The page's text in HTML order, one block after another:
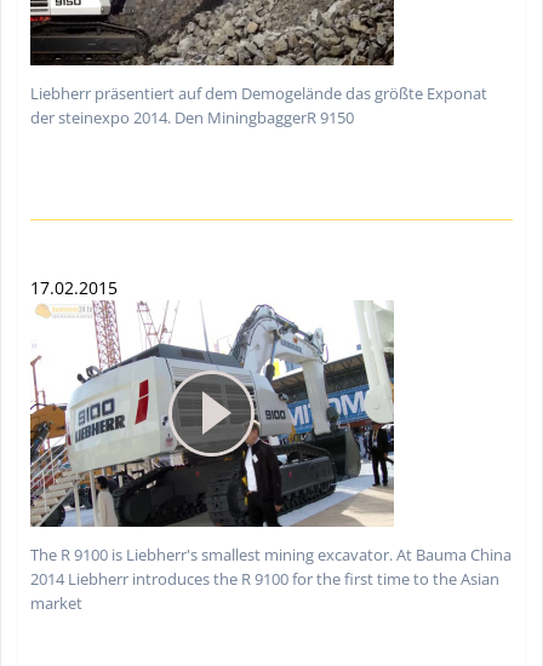
Liebherr präsentiert auf dem Demogelände das größte Exponat
der steinexpo 2014. Den MiningbaggerR 9150
17.02.2015
The R 9100 is Liebherr's smallest mining excavator. At Bauma China
2014 Liebherr introduces the R 9100 for the first time to the Asian
market